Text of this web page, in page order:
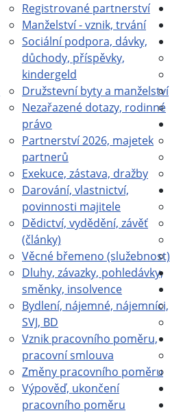
Registrované partnerství
Manželství - vznik, trvání
Sociální podpora, dávky,
důchody, příspěvky,
kindergeld
Družstevní byty a manželství
Nezařazené dotazy, rodinné
právo
Partnerství 2026, majetek
partnerů
Exekuce, zástava, dražby
Darování, vlastnictví,
povinnosti majitele
Dědictví, vydědění, závěť
(články)
Věcné břemeno (služebnost)
Dluhy, závazky, pohledávky,
směnky, insolvence
Bydlení, nájemné, nájemníci,
SVJ, BD
Vznik pracovního poměru,
pracovní smlouva
Změny pracovního poměru
Výpověď, ukončení
pracovního poměru